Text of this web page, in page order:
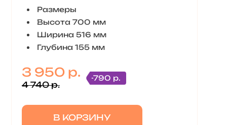
Размеры
Высота 700 мм
Ширина 516 мм
Глубина 155 мм
3 950 р.
4 740 р.
-790 р.
В КОРЗИНУ